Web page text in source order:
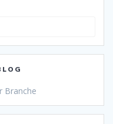
Branche